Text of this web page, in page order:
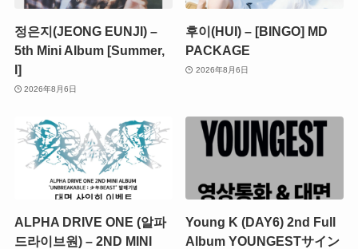
정은지(JEONG EUNJI) –
5th Mini Album [Summer,
I]
2026年8月6日
후이(HUI) – [BINGO] MD
PACKAGE
2026年8月6日
ALPHA DRIVE ONE (알파
드라이브원) – 2ND MINI
Young K (DAY6) 2nd Full
Album YOUNGESTサイン